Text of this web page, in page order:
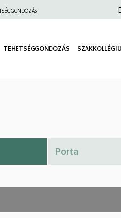
TEHETSÉGGONDOZÁS